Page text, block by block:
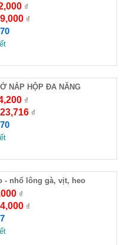
₫
9,000₫
NẮP HỘP ĐA NĂNG
6IN1
₫
23,716₫
- nhổ lông gà, vịt, heo
₫
4,000₫